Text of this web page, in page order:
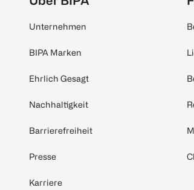
Unternehmen
BIPA Marken
Ehrlich Gesagt
Nachhaltigkeit
Barrierefreiheit
Presse
Karriere